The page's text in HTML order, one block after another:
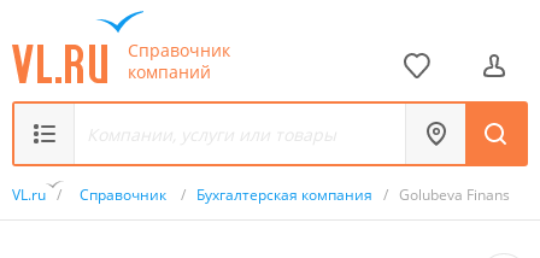
Справочник
компаний
VL.ru / Справочник / Бухгалтерская компания / Golubeva Finans